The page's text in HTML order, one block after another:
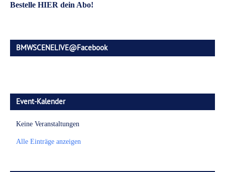
Bestelle HIER dein Abo!
BMWSCENELIVE@Facebook
Event-Kalender
Keine Veranstaltungen
Alle Einträge anzeigen